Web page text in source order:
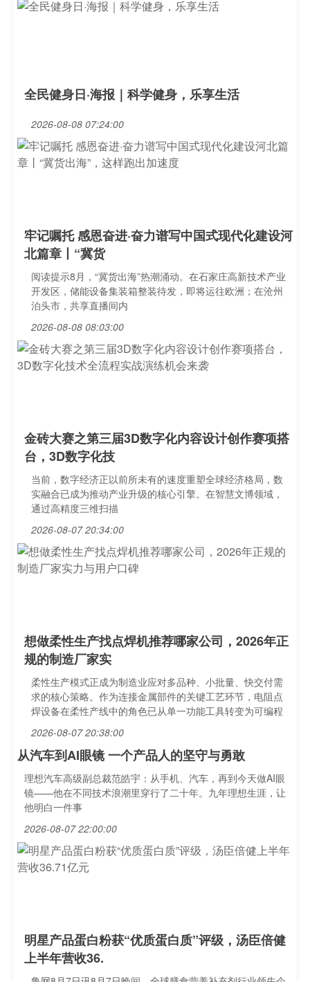
全民健身日·海报｜科学健身，乐享生活
2026-08-08 07:24:00
牢记嘱托 感恩奋进·奋力谱写中国式现代化建设河
北篇章丨“冀货
阅读提示8月，“冀货出海”热潮涌动。在石家庄高新技术产业
开发区，储能设备集装箱整装待发，即将运往欧洲；在沧州
泊头市，共享直播间内
2026-08-08 08:03:00
金砖大赛之第三届3D数字化内容设计创作赛项搭
台，3D数字化技
当前，数字经济正以前所未有的速度重塑全球经济格局，数
实融合已成为推动产业升级的核心引擎。在智慧文博领域，
通过高精度三维扫描
2026-08-07 20:34:00
想做柔性生产找点焊机推荐哪家公司，2026年正
规的制造厂家实
柔性生产模式正成为制造业应对多品种、小批量、快交付需
求的核心策略。作为连接金属部件的关键工艺环节，电阻点
焊设备在柔性产线中的角色已从单一功能工具转变为可编程
2026-08-07 20:38:00
从汽车到AI眼镜 一个产品人的坚守与勇敢
理想汽车高级副总裁范皓宇：从手机、汽车，再到今天做AI眼
镜——他在不同技术浪潮里穿行了二十年。九年理想生涯，让
他明白一件事
2026-08-07 22:00:00
明星产品蛋白粉获“优质蛋白质”评级，汤臣倍健
上半年营收36.